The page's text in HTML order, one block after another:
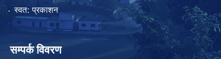
स्वत: प्रकाशन
सम्पर्क विवरण